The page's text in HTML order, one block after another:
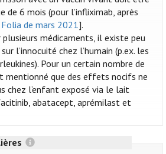
de 6 mois (pour l’infliximab, après
de mars 2021].
plusieurs médicaments, il existe peu
l’innocuité chez l’humain (p.ex. les
Pour un certain nombre de
mentionné que des effets nocifs ne
chez l’enfant exposé via le lait
abatacept, aprémilast et